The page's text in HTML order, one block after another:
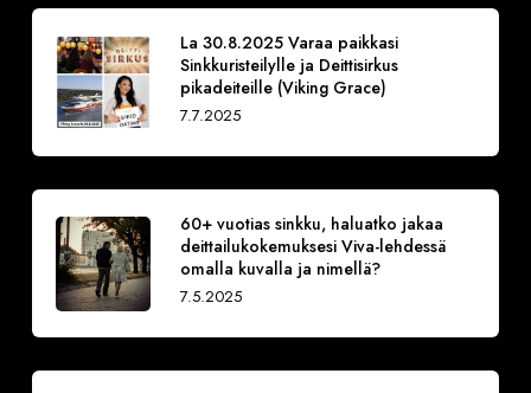
La 30.8.2025 Varaa paikkasi
Sinkkuristeilylle ja Deittisirkus
pikadeiteille (Viking Grace)
7.7.2025
60+ vuotias sinkku, haluatko jakaa
deittailukokemuksesi Viva-lehdessä
omalla kuvalla ja nimellä?
7.5.2025